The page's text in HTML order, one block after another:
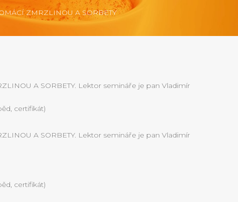
ZMRZLINOU A SORBETY
A SORBETY. Lektor semináře je pan Vladimír
certifikát)
A SORBETY. Lektor semináře je pan Vladimír
certifikát)